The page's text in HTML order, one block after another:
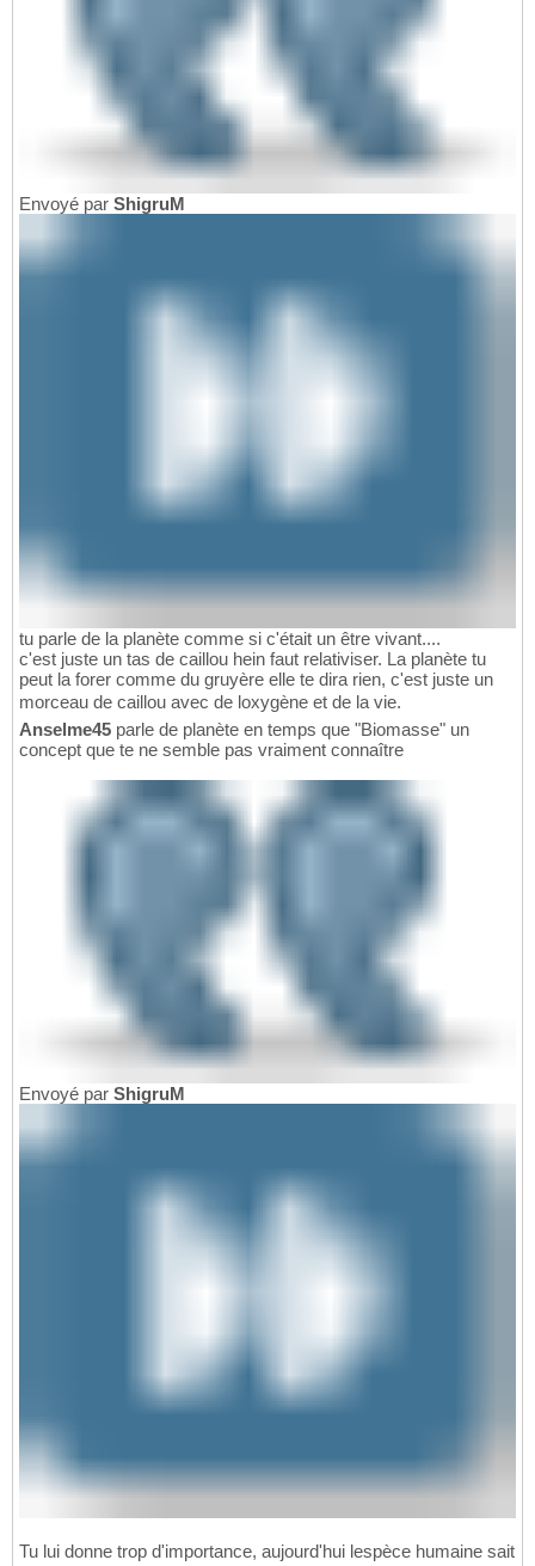
Envoyé par ShigruM
tu parle de la planète comme si c'était un être vivant....
c'est juste un tas de caillou hein faut relativiser. La planète tu
peut la forer comme du gruyère elle te dira rien, c'est juste un
morceau de caillou avec de loxygène et de la vie.
Anselme45 parle de planète en temps que "Biomasse" un
concept que te ne semble pas vraiment connaître
Envoyé par ShigruM
Tu lui donne trop d'importance, aujourd'hui lespèce humaine sait